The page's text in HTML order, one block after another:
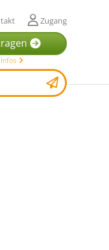
Zugang